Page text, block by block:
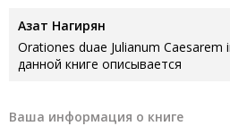
Азат Нагирян
Orationes duae Julianum
данной книге описывается
Ваша информация о книге